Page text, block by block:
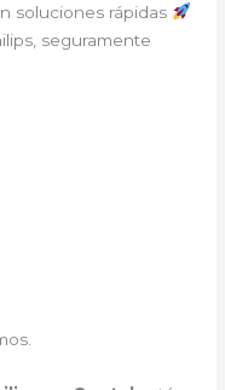
soluciones rápidas
seguramente